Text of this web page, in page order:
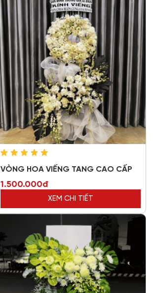
VÒNG HOA VIẾNG TANG CAO CẤP
1.500.000đ
XEM CHI TIẾT